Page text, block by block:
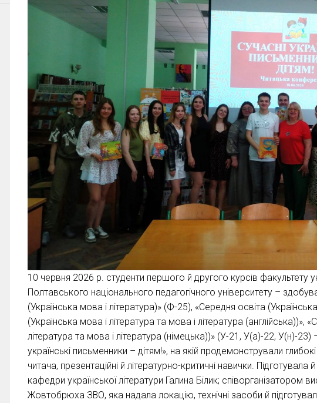
10 червня 2026 р. студенти першого й другого курсів факультету
Полтавського національного педагогічного університету –
(Українська мова і література)» (Ф-25), «Середня освіта
(Українська мова і література та мова і література (англійська))»,
література та мова і література (німецька))» (У-21, У(а)-22, У(н)-
українські письменники – дітям!», на якій продемонстрували
читача, презентаційні й літературно-критичні навички.
кафедри української літератури Галина Білик; співорганізатором
Жовтобрюха ЗВО, яка надала локацію, технічні засоби й